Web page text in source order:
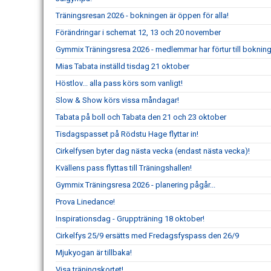
Träningsresan 2026 - bokningen är öppen för alla!
Förändringar i schemat 12, 13 och 20 november
Gymmix Träningsresa 2026 - medlemmar har förtur till
Mias Tabata inställd tisdag 21 oktober
Höstlov... alla pass körs som vanligt!
Slow & Show körs vissa måndagar!
Tabata på boll och Tabata den 21 och 23 oktober
Tisdagspasset på Rödstu Hage flyttar in!
Cirkelfysen byter dag nästa vecka (endast nästa vecka)!
Kvällens pass flyttas till Träningshallen!
Gymmix Träningsresa 2026 - planering pågår...
Prova Linedance!
Inspirationsdag - Gruppträning 18 oktober!
Cirkelfys 25/9 ersätts med Fredagsfyspass den 26/9
Mjukyogan är tillbaka!